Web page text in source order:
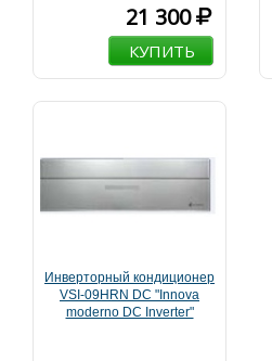
21 300
КУПИТЬ
Инверторный кондиционер
VSI-09HRN DC "Innova
moderno DC Inverter"